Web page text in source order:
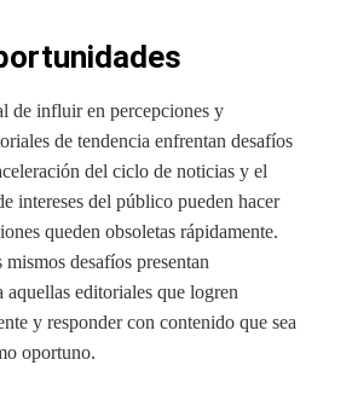
de influir en percepciones y
de tendencia enfrentan desafíos
del ciclo de noticias y el
intereses del público pueden hacer
queden obsoletas rápidamente.
mismos desafíos presentan
aquellas editoriales que logren
y responder con contenido que sea
oportuno.